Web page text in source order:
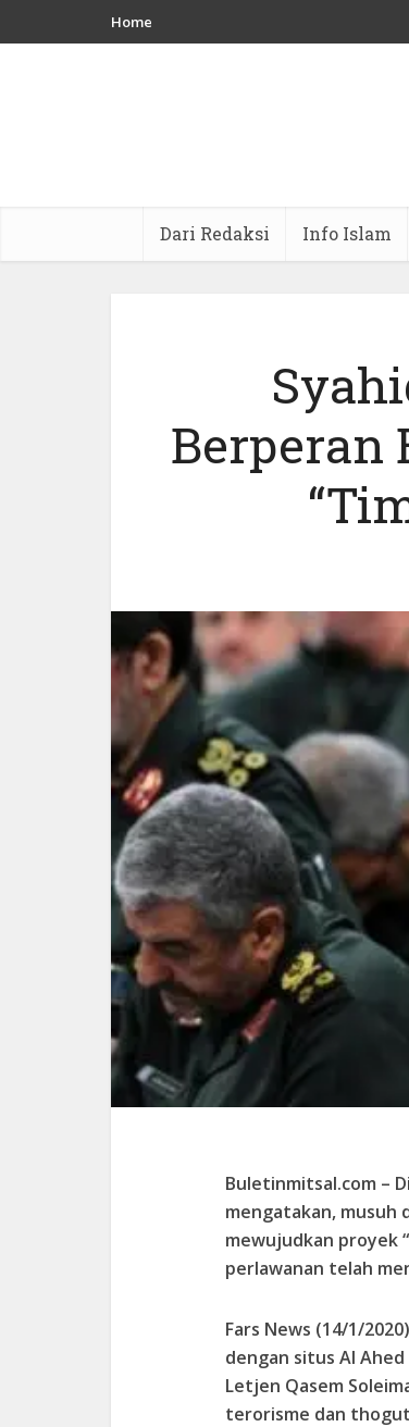
Home
Dari Redaksi Info Islam
Berperan
Buletinmitsal.com –
mengatakan, musuh
mewujudkan proyek
perlawanan telah
Fars News (14/1/
dengan situs Al
Letjen Qasem
terorisme dan